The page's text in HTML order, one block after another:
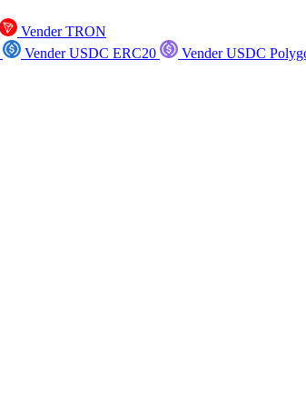
Vender TRON
Vender USDC ERC20
Vender USDC